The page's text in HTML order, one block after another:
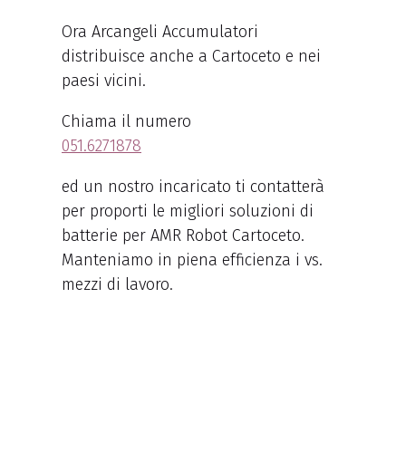
Ora Arcangeli Accumulatori
distribuisce anche a Cartoceto e nei
paesi vicini.
Chiama il numero
051.6271878
ed un nostro incaricato ti contatterà
per proporti le migliori soluzioni di
batterie per AMR Robot Cartoceto.
Manteniamo in piena efficienza i vs.
mezzi di lavoro.